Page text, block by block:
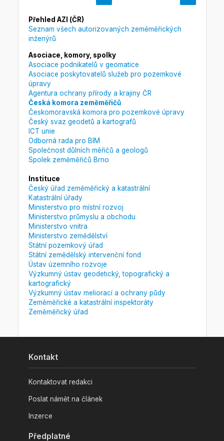
Přehled AZI (ČR)
Seznam všech autorizovaných zeměměřických
inženýrů
Asociace, komory, spolky
Asociace podnikatelů v geomatice
Asociace poskytovatelů služeb pro pozemkové
úpravy
Agentura ochrany přírody a krajiny ČR
Česká komora zeměměřičů
Českomoravská komora pro pozemkové úpravy
Český svaz geodetů a kartografů
ICT unie
Odborná rada pro BIM
Společnost důlních měřičů a geologů
Spolek zeměměřičů Brno
Instituce
Český úřad zeměměřický a katastrální
Katastrální úřady
Ministerstvo pro místní rozvoj
Ministerstvo průmyslu a obchodu
Ministerstvo vnitra
Ministerstvo zemědělství
Státní pozemkový úřad
Státní zemědělský intervenční fond
Ústav územního rozvoje
Výzkumný ústav geodetický, topografický a
kartografický
Výzkumný ústav meliorací a ochrany půdy
Zeměměřické a katastrální inspektoráty
Zeměměřický úřad
Kontakt
Kontaktovat redakci
Poslat námět na článek
Inzerce
Předplatné